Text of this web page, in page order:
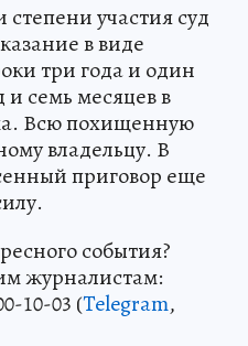
участия суд
в виде
три года и один
семь месяцев в
Всю похищенную
владельцу. В
приговор еще
события?
журналистам:
10-03 (Telegram,